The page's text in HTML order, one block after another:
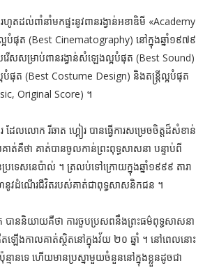
តដល់ពាំនាំមកផ្ទះនូវពានរង្វាន់អខាឌិមី «Academy
អបំផុត (Best Cinematography) នៅក្នុងឆ្នាំ១៩៧៩
រើសសម្រាប់ពានរង្វាន់សំឡេងល្អបំផុត (Best Sound)
បំផុត (Best Costume Design) និងតន្ត្រីល្អបំផុត
Original Score) ។
ដែលលោក រីឆាត ហ្គៀរ បានធ្វើការសម្រេចចិត្តដ៏សំខាន់
ត់គឺថា គាត់បានចូលកាន់ព្រះពុទ្ធសាសនា បន្ទាប់ពី
ទេសនេប៉ាល់ ។ ត្រលប់ទៅក្រោយក្នុងឆ្នាំ១៩៩៩ តារា
ហនូវដំណើរជីវិតរបស់គាត់ជាពុទ្ធសាសនិកជន ។
ាននិយាយគឺថា ការចួបប្រសពនឹងព្រះធម៌ពុទ្ធសាសនា
ើងកាលគាត់ស្ថិតនៅក្នុងវ័យ ២០ ឆ្នាំ ។ នៅពេលនោះ
មានទេ ហើយមានប្រស្នាមួយចំនួននៅក្នុងខ្លួនដូចជា